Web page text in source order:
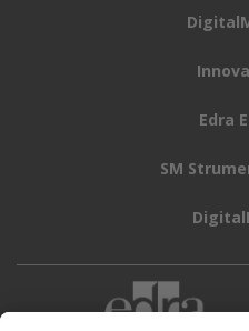
Edra
SM